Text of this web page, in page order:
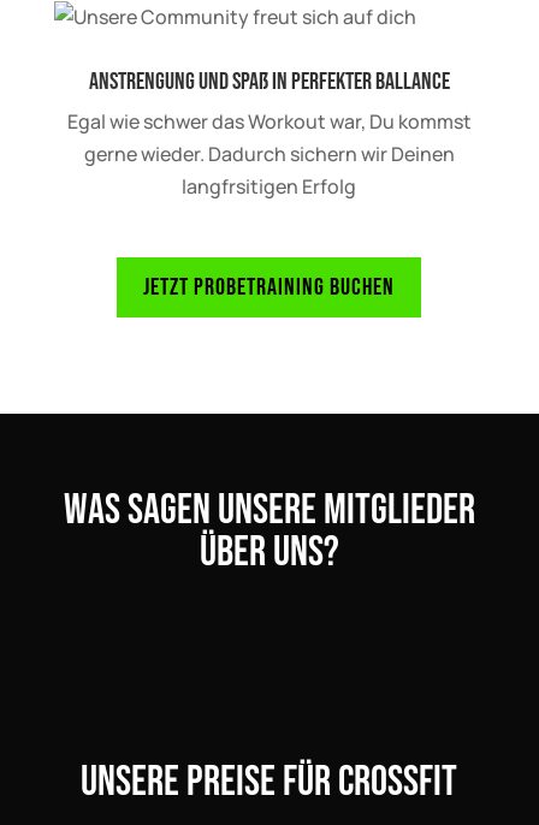
Anstrengung und Spaß in perfekter Ballance
Egal wie schwer das Workout war, Du kommst
gerne wieder. Dadurch sichern wir Deinen
langfrsitigen Erfolg
Jetzt Probetraining buchen
Was sagen unsere Mitglieder
über uns?
Unsere Preise für CrossFit